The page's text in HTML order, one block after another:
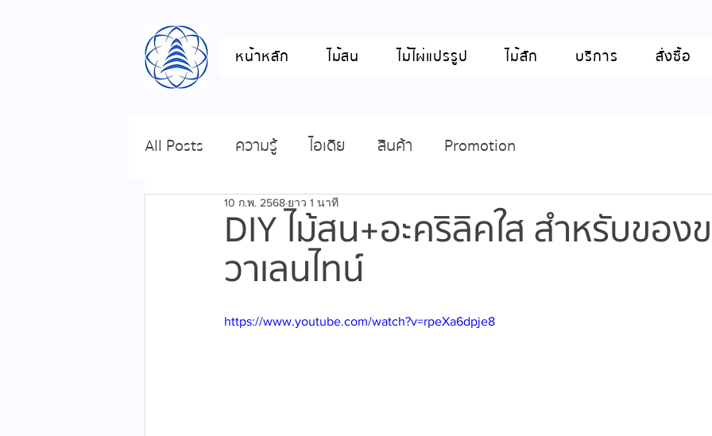
หน้าหลัก ไม้สน ไม้ไผ่แปรรูป ไม้สัก บริการ สั่งซื้อ
All Posts ความรู้ ไอเดีย สินค้า Promotion
DIY ไม้สน+อะคริลิคใส สำหรับขอ
วาเลนไทน์
10 ก.พ. 2568 ยาว 1 นาที
https://www.youtube.com/watch?v=rpeXa6dpje8